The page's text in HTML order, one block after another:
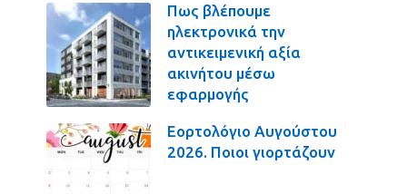
Πως βλέπουμε
ηλεκτρονικά την
αντικειμενική αξία
ακινήτου μέσω
εφαρμογής
Εορτολόγιο Αυγούστου
2026. Ποιοι γιορτάζουν